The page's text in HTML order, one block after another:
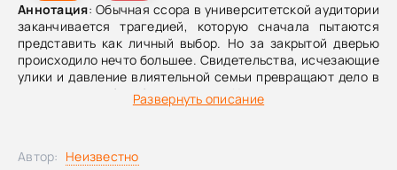
Аннотация: Обычная ссора в университетской аудитории
заканчивается трагедией, которую сначала пытаются
представить как личный выбор. Но за закрытой дверью
происходило нечто большее. Свидетельства, исчезающие
улики и давление влиятельной семьи превращают дело в
многолетнюю борьбу за правду. И лишь один фактор в
Развернуть описание
Автор: Неизвестно